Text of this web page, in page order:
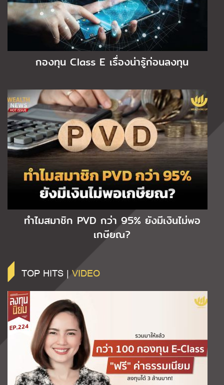
กองทุน Class E เรื่องน่ารู้ก่อนลงทุน
ทำไมสมาชิก PVD กว่า 95% ยังมีเงินไม่พอ
เกษียณ?
TOP HITS | VIDEO